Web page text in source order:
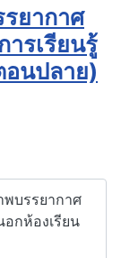
ยากาศ
ารเรียนรู้
นปลาย)
บรรยากาศ
กห้องเรียน